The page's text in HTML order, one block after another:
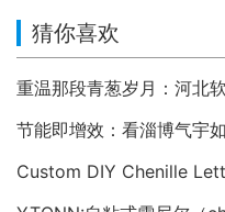
猜你喜欢
节能即增效：看淄博气宇